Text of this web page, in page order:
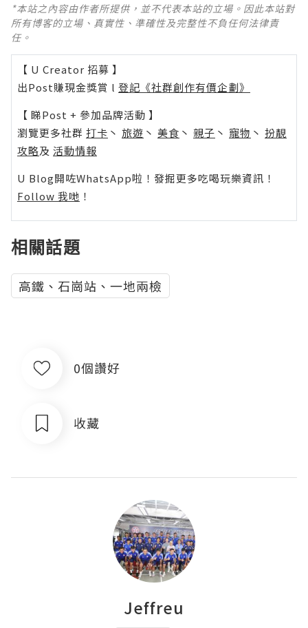
*本站之內容由作者所提供，並不代表本站的立場。因此本站對
所有博客的立場、真實性、準確性及完整性不負任何法律責
任。
【 U Creator 招募 】
出Post賺現金獎賞 l 登記《社群創作有價企劃》
【 睇Post + 參加品牌活動 】
瀏覽更多社群 打卡 丶 旅遊 丶 美食 丶 親子 丶 寵物 丶 扮靚
攻略及 活動情報
U Blog開咗WhatsApp啦！發掘更多吃喝玩樂資訊！
Follow 我哋 ！
相關話題
高鐵、石崗站、一地兩檢
0個讚好
收藏
Jeffreu